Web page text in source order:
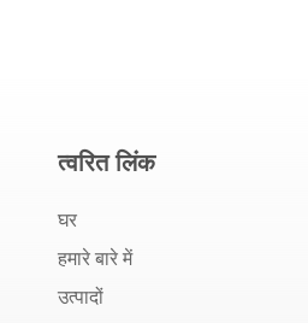
त्वरित लिंक
घर
हमारे बारे में
उत्पादों